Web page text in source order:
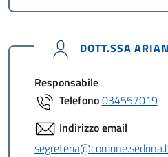
DOTT.SSA
Responsabile
Telefono034557019
Indirizzo email